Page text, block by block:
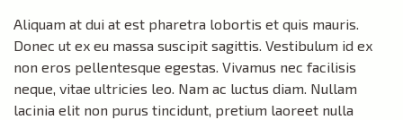
Aliquam at dui at est pharetra lobortis et quis mauris.
Donec ut ex eu massa suscipit sagittis. Vestibulum id ex
non eros pellentesque egestas. Vivamus nec facilisis
neque, vitae ultricies leo. Nam ac luctus diam. Nullam
lacinia elit non purus tincidunt, pretium laoreet nulla